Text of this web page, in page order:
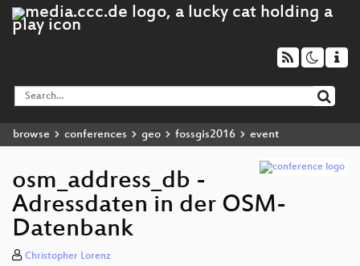
browse conferences geo fossgis2016 event
osm_address_db -
Adressdaten in der OSM-
Datenbank
Christopher Lorenz